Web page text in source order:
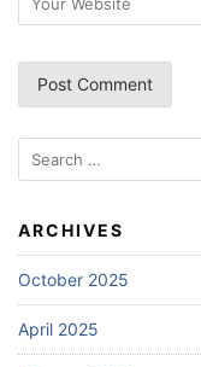
Search
for:
ARCHIVES
October 2025
April 2025